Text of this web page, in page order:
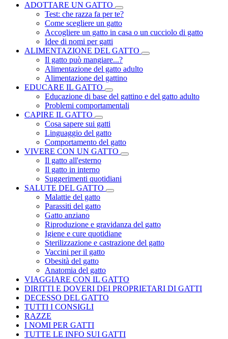
ADOTTARE UN GATTO
Test: che razza fa per te?
Come scegliere un gatto
Accogliere un gatto in casa o un cucciolo di gatto
Idee di nomi per gatti
ALIMENTAZIONE DEL GATTO
Il gatto può mangiare...?
Alimentazione del gatto adulto
Alimentazione del gattino
EDUCARE IL GATTO
Educazione di base del gattino e del gatto adulto
Problemi comportamentali
CAPIRE IL GATTO
Cosa sapere sui gatti
Linguaggio del gatto
Comportamento del gatto
VIVERE CON UN GATTO
Il gatto all'esterno
Il gatto in interno
Suggerimenti quotidiani
SALUTE DEL GATTO
Malattie del gatto
Parassiti del gatto
Gatto anziano
Riproduzione e gravidanza del gatto
Igiene e cure quotidiane
Sterilizzazione e castrazione del gatto
Vaccini per il gatto
Obesità del gatto
Anatomia del gatto
VIAGGIARE CON IL GATTO
DIRITTI E DOVERI DEI PROPRIETARI DI GATTI
DECESSO DEL GATTO
TUTTI I CONSIGLI
RAZZE
I NOMI PER GATTI
TUTTE LE INFO SUI GATTI